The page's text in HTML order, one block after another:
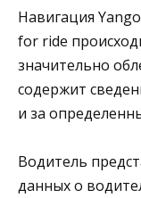
Навигация
for ride
значительно
содержит
и за
Водитель
данных о